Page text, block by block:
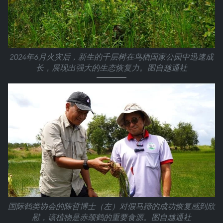
2024年6月火灾后，新生的千层树在鸟栖国家公园中迅速成
长，展现出强大的生态恢复力。图自越通社
国际鹤类协会的陈哲博士（左）对假马蹄的成功恢复感到欣
慰，该植物是赤颈鹤的重要食源。图自越通社